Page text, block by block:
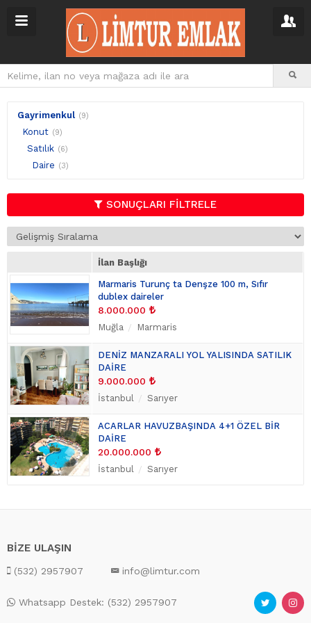
Gayrimenkul (9)
Konut (9)
Satılık (6)
Daire (3)
SONUÇLARI FİLTRELE
İlan Başlığı
Marmaris Turunç ta Denşze 100 m, Sıfır
dublex daireler
8.000.000
Muğla Marmaris
DENİZ MANZARALI YOL YALISINDA SATILIK
DAİRE
9.000.000
İstanbul Sarıyer
ACARLAR HAVUZBAŞINDA 4+1 ÖZEL BİR
DAİRE
20.000.000
İstanbul Sarıyer
BİZE ULAŞIN
(532) 2957907 info@limtur.com
Whatsapp Destek: (532) 2957907